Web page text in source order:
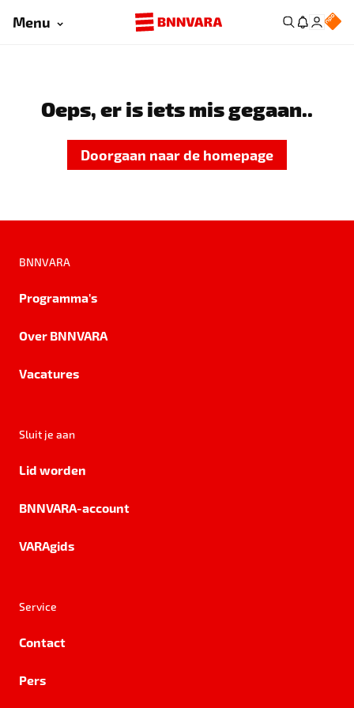
Menu
Oeps, er is iets mis gegaan..
Doorgaan naar de homepage
BNNVARA
Programma's
Over BNNVARA
Vacatures
Sluit je aan
Lid worden
BNNVARA-account
VARAgids
Service
Contact
Pers